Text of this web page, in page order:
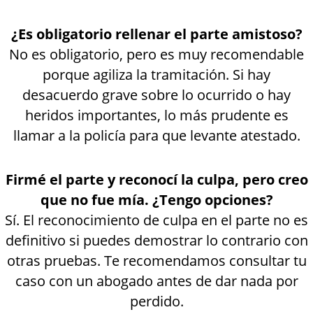
¿Es obligatorio rellenar el parte amistoso?
No es obligatorio, pero es muy recomendable
porque agiliza la tramitación. Si hay
desacuerdo grave sobre lo ocurrido o hay
heridos importantes, lo más prudente es
llamar a la policía para que levante atestado.
Firmé el parte y reconocí la culpa, pero creo
que no fue mía. ¿Tengo opciones?
Sí. El reconocimiento de culpa en el parte no es
definitivo si puedes demostrar lo contrario con
otras pruebas. Te recomendamos consultar tu
caso con un abogado antes de dar nada por
perdido.